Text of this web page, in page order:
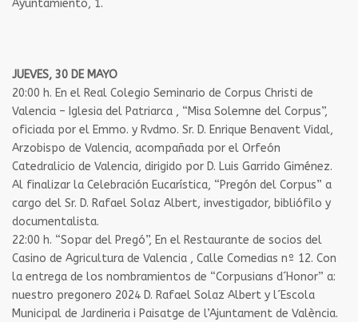
Ayuntamiento, 1.
JUEVES, 30 DE MAYO
20:00 h. En el Real Colegio Seminario de Corpus Christi de
Valencia – Iglesia del Patriarca , “Misa Solemne del Corpus”,
oficiada por el Emmo. y Rvdmo. Sr. D. Enrique Benavent Vidal,
Arzobispo de Valencia, acompañada por el Orfeón
Catedralicio de Valencia, dirigido por D. Luis Garrido Giménez.
Al finalizar la Celebración Eucarística, “Pregón del Corpus” a
cargo del Sr. D. Rafael Solaz Albert, investigador, bibliófilo y
documentalista.
22:00 h. “Sopar del Pregó”, En el Restaurante de socios del
Casino de Agricultura de Valencia , Calle Comedias nº 12. Con
la entrega de los nombramientos de “Corpusians d´Honor” a:
nuestro pregonero 2024 D. Rafael Solaz Albert y l´Escola
Municipal de Jardineria i Paisatge de l’Ajuntament de València.